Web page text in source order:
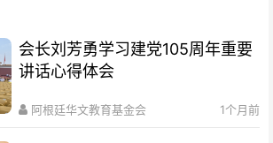
会长刘芳勇学习建党105周年重要
讲话心得体会
阿根廷华文教育基金会 1个月前